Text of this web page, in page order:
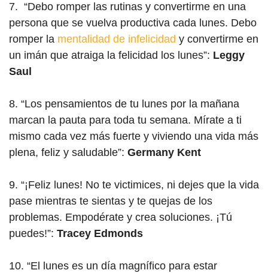
7. “Debo romper las rutinas y convertirme en una
persona que se vuelva productiva cada lunes. Debo
romper la mentalidad de infelicidad y convertirme en
un imán que atraiga la felicidad los lunes”: Leggy
Saul
8. “Los pensamientos de tu lunes por la mañana
marcan la pauta para toda tu semana. Mírate a ti
mismo cada vez más fuerte y viviendo una vida más
plena, feliz y saludable”: Germany Kent
9. “¡Feliz lunes! No te victimices, ni dejes que la vida
pase mientras te sientas y te quejas de los
problemas. Empodérate y crea soluciones. ¡Tú
puedes!”: Tracey Edmonds
10. “El lunes es un día magnífico para estar